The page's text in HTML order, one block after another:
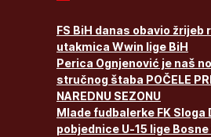
FS BiH danas obavio žrijeb
utakmica Wwin lige BiH
Perica Ognjenović je naš
stručnog štaba POČELE
NAREDNU SEZONU
Mlade fudbalerke FK Sloga
pobjednice U-15 lige